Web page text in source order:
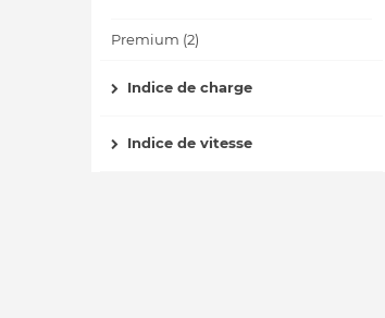
Premium (2)
Indice de charge
Indice de vitesse